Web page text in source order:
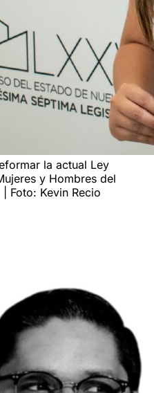
la actual Ley
y Hombres del
Foto: Kevin Recio